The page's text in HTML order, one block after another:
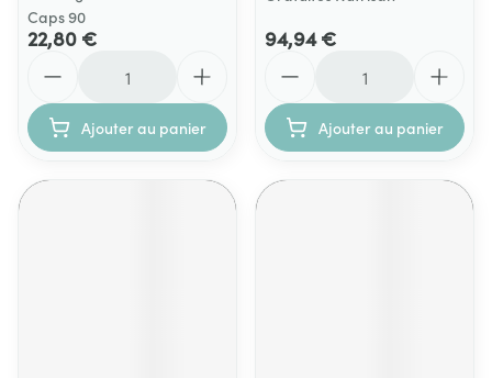
Caps 90
22,80 €
Ajouter au panier
94,94 €
Ajouter au panier